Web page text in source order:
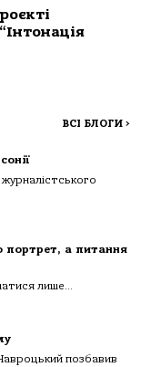
ВСІ БЛОГИ >
портрет, а питання
лише...
позбавив